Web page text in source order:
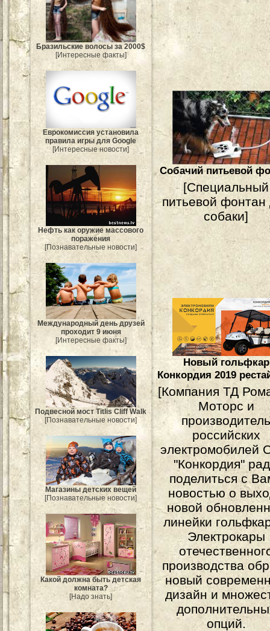
Бразильские волосы за 2000$
[Интересные факты]
Еврокомиссия установила
правила игры для Google
[Интересные новости]
Нефть как оружие массового
поражения
[Познавательные новости]
Международный день друзей
проходит 9 июня
[Интересные факты]
Подвесной мост Titlis Cliff Walk
[Познавательные новости]
Магазины детских вещей
[Познавательные новости]
Какой должна быть детская
комната?
[Надо знать]
Собачий питьевой
[Специальный
питьевой фонтан
собаки]
Новый гольфкар
Конкордия 2019
[Компания ТД
Моторс и
российских
электромобилей
"Конкордия"
поделиться с
новостью о
новой
линейки
Электрокары
производства
новый
дизайн и
опций.